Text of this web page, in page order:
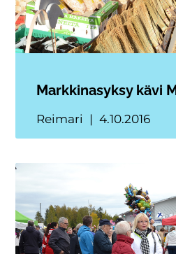
Markkinasyksy kävi
Reimari 4.10.2016